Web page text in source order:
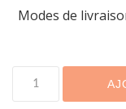
Modes de
quantité
de